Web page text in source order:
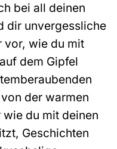
bei all deinen
dir unvergessliche
vor, wie du mit
dem Gipfel
der warmen
du mit deinen
Geschichten